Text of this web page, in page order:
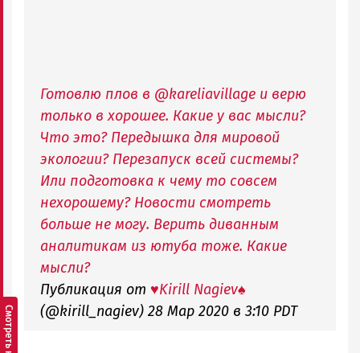
Готовлю плов в @kareliavillage и верю
только в хорошее. Какие у вас мысли?
Что это? Передышка для мировой
экологии? Перезапуск всей системы?
Или подготовка к чему то совсем
нехорошему? Новости смотреть
больше не могу. Верить диванным
аналитикам из ютуба тоже. Какие
мысли?
Публикация от ♥️Kirill Nagiev♠️
(@kirill_nagiev) 28 Мар 2020 в 3:10 PDT